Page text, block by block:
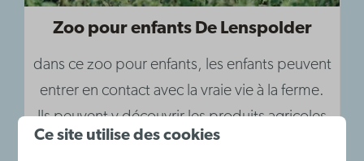
Zoo pour enfants De Lenspolder
dans ce zoo pour enfants, les enfants peuvent
entrer en contact avec la vraie vie à la ferme.
Ils peuvent y découvrir les produits agricoles
et les transformer eux-mêmes.
Ce site utilise des cookies